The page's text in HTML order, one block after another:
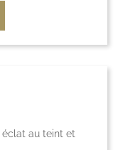
au teint et